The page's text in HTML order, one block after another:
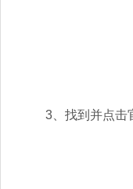
3、找到并点击官